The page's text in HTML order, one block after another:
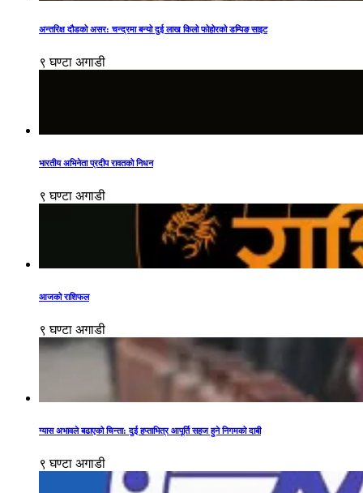
अन्तरिक्ष दौडको असर: चन्द्रमा बन्यो दुई लाख किलो फोहोरको डम्पिङ साइट
९ घण्टा अगाडी
भारतीय अभिनेता प्रदीप रावतको निधन
९ घण्टा अगाडी
आजको राशिफल
९ घण्टा अगाडी
ग्यास अभावले बढाएको चिन्ता: दुई हप्ताभित्र आपूर्ति सहज हुने निगमको दाबी
९ घण्टा अगाडी